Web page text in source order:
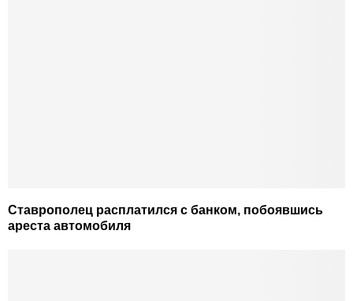
Ставрополец расплатился с банком, побоявшись
ареста автомобиля